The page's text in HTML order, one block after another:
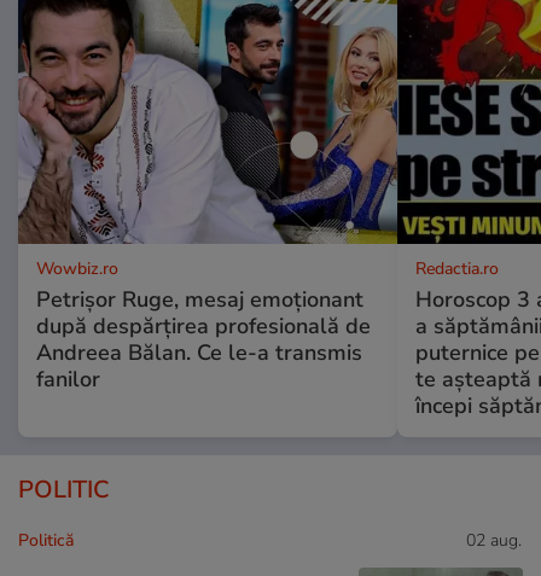
Wowbiz.ro
Petrișor Ruge, mesaj emoționant
după despărțirea profesională de
Andreea Bălan. Ce le-a transmis
fanilor
Redactia.ro
Horoscop 3
a
puternice
te așteaptă
începi
POLITIC
Politică 02 aug.